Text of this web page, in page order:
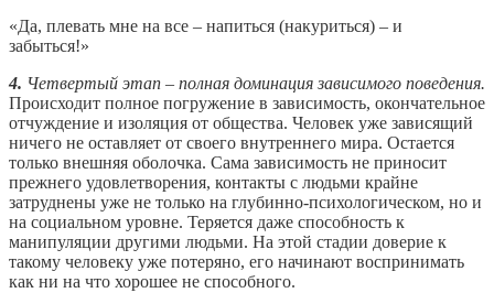
«Да, плевать мне на все – напиться (накуриться) – и
забыться!»
4. Четвертый этап – полная доминация зависимого поведения.
Происходит полное погружение в зависимость, окончательное
отчуждение и изоляция от общества. Человек уже зависящий
ничего не оставляет от своего внутреннего мира. Остается
только внешняя оболочка. Сама зависимость не приносит
прежнего удовлетворения, контакты с людьми крайне
затруднены уже не только на глубинно-психологическом, но и
на социальном уровне. Теряется даже способность к
манипуляции другими людьми. На этой стадии доверие к
такому человеку уже потеряно, его начинают воспринимать
как ни на что хорошее не способного.